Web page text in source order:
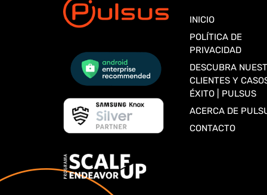
INICIO
POLÍTICA DE
PRIVACIDAD
DESCUBRA
CLIENTES Y
ÉXITO | PULSUS
ACERCA DE
CONTACTO